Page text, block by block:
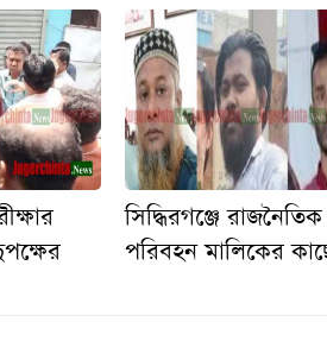
সিদ্ধিরগঞ্জে
পরিবহন মালিকের